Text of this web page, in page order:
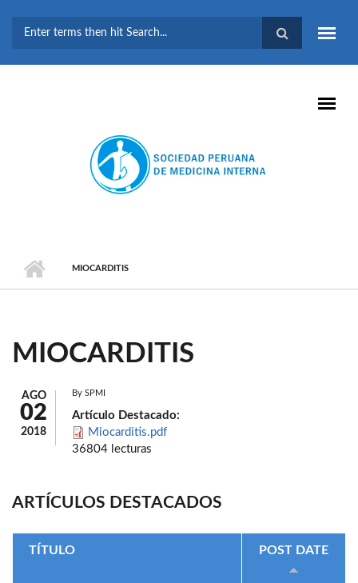
BÚSQUEDA
MIOCARDITIS
MIOCARDITIS
AGO
02
2018
By SPMI
Artículo Destacado:
Miocarditis.pdf
36804 lecturas
ARTÍCULOS DESTACADOS
TÍTULO POST DATE